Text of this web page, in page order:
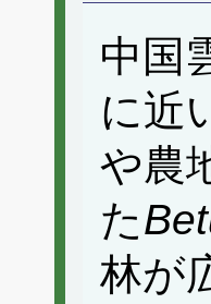
中国
に近
や農
た
林が